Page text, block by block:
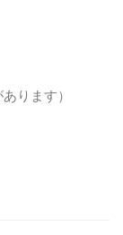
ります）